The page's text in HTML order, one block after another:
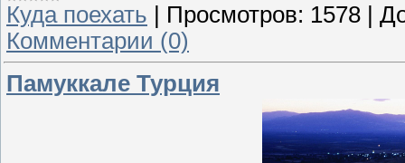
Куда поехать | Просмотров: 1578 |
Комментарии (0)
Памуккале Турция